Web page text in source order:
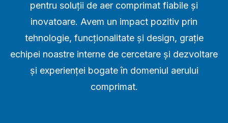
pentru soluții de aer comprimat fiabile și
inovatoare. Avem un impact pozitiv prin
tehnologie, funcționalitate și design, grație
echipei noastre interne de cercetare și dezvoltare
și experienței bogate în domeniul aerului
comprimat.